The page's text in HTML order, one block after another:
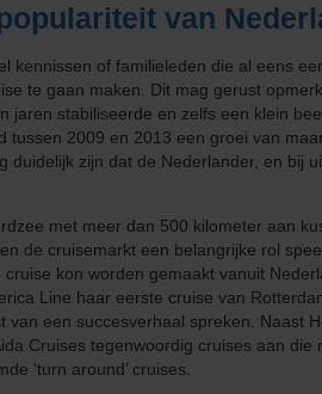
Cruises
Line
Line
Panamakanaal
Zuid-Amerika
van
kennissen of familieleden die al eens
te gaan maken. Dit mag gerust
jaren stabiliseerde en zelfs een klein
tussen 2009 en 2013 een groei van
duidelijk zijn dat de Nederlander, en bij
met meer dan 500 kilometer aan
de cruisemarkt een belangrijke rol
kon worden gemaakt vanuit
Line haar eerste cruise van
een succesverhaal spreken. Naast
Cruises tegenwoordig cruises aan
‘turn around’ cruises.